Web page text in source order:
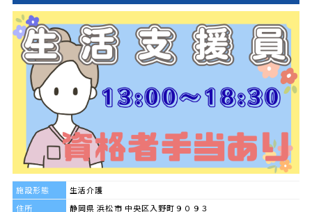
施設形態
生活介護
住所
静岡県 浜松市 中央区入野町９０９３